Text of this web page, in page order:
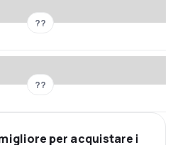
??
??
per acquistare i